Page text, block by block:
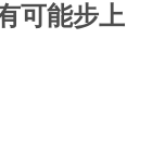
可能步上